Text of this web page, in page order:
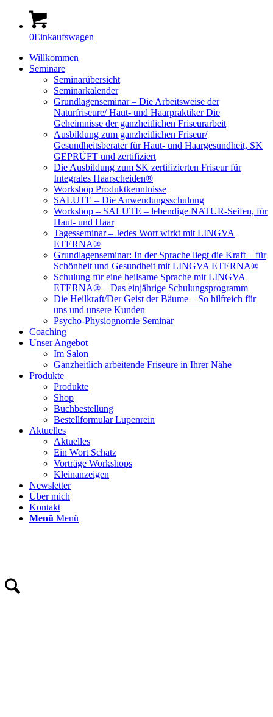
0Einkaufswagen
Willkommen
Seminare
Seminarübersicht
Seminarkalender
Grundlagenseminar – Die Arbeitsweise der
Naturfriseure/ Haut- und Haarpraktiker Die
Geheimnisse der ganzheitlichen Friseurarbeit
Ausbildung zum ganzheitlichen Friseur/
Gesundheitsberater für Haut- und Haargesundheit, SK
GEPRÜFT und zertifiziert
Die Ausbildung zum SK zertifizierten Friseur für
Integrales Haarscheiden®
Workshop Produktkenntnisse
SALUTE – Die Anwendungsschulung
Workshop – SALUTE – lebendige NATUR-Seifen, für
Haut- und Haar
Tagesseminar – Jedes Wort wirkt mit LINGVA
ETERNA®
Grundlagenseminar: In der Sprache liegt die Kraft – für
Schönheit und Gesundheit mit LINGVA ETERNA®
Schulung für eine heilsame Sprache mit LINGVA
ETERNA® – Das einjährige Schulungsprogramm
Die Heilkraft/Der Geist der Bäume – So hilfreich für
uns und unsere Kunden
Psycho-Physiognomie Seminar
Coaching
Unser Angebot
Im Salon
Ganzheitlich arbeitende Friseure in Ihrer Nähe
Produkte
Produkte
Shop
Buchbestellung
Bestellformular Lupenrein
Aktuelles
Aktuelles
Ein Wort Schatz
Vorträge Workshops
Kleinanzeigen
Newsletter
Über mich
Kontakt
Menü Menü